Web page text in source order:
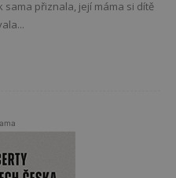
sama přiznala, její máma si dítě